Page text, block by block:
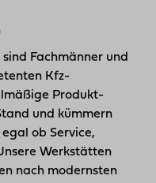
Fachmänner und
Kfz-
Produkt­
und kümmern
ob Service,
Werkstätten
nach modernsten